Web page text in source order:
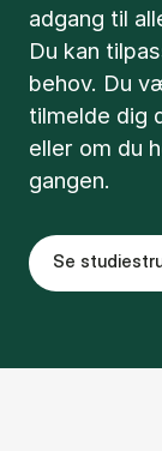
adgang til
Du kan
behov. Du
tilmelde dig
eller om du
gangen.
Se